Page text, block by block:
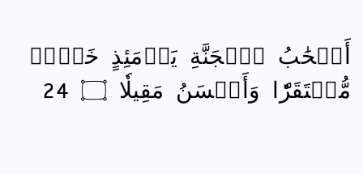
أَصۡحَٰبُ ٱلۡجَنَّةِ يَوۡمَئِذٍ خَيۡرٞ
مُّسۡتَقَرّٗا وَأَحۡسَنُ مَقِيلٗا ۝ 24